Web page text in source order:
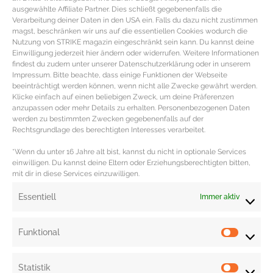
ausgewählte Affiliate Partner. Dies schließt gegebenenfalls die
Verarbeitung deiner Daten in den USA ein. Falls du dazu nicht zustimmen
magst, beschränken wir uns auf die essentiellen Cookies wodurch die
Nutzung von STRIKE magazin eingeschränkt sein kann. Du kannst deine
Einwilligung jederzeit hier ändern oder widerrufen. Weitere Informationen
findest du zudem unter unserer Datenschutzerklärung oder in unserem
Impressum. Bitte beachte, dass einige Funktionen der Webseite
beeinträchtigt werden können, wenn nicht alle Zwecke gewährt werden.
Klicke einfach auf einen beliebigen Zweck, um deine Präferenzen
anzupassen oder mehr Details zu erhalten. Personenbezogenen Daten
werden zu bestimmten Zwecken gegebenenfalls auf der
Rechtsgrundlage des berechtigten Interesses verarbeitet.
*Wenn du unter 16 Jahre alt bist, kannst du nicht in optionale Services
einwilligen. Du kannst deine Eltern oder Erziehungsberechtigten bitten,
mit dir in diese Services einzuwilligen.
Essentiell Immer aktiv
Funktional
Statistik
verlesen, waschen und vorsichtig trocknen. Das Brot in Scheiben schneiden,
den Ziegenfrischkäse grob darüber verteilen, mit Olivenöl beträufeln und
ebenfalls für 2-4 Minuten in den Ofen geben.
Die Brotscheiben und den Kürbis aus dem Ofen nehmen. Den Kürbis mit den
Schalotten auf den Brotscheiben verteilen und ggf. mit Salz und Pfeffer
abschmecken. Zuletzt noch den Rucola und die essbaren Blüten locker über
die Brotscheiben streuen.
Personen als Vorspeise und für circa drei Personen als Hauptgericht.
Redaktion: Nina Ilnseher